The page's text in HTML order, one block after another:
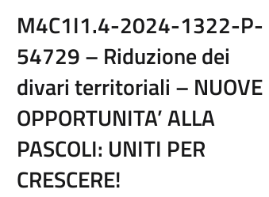
M4C1I1.4-2024-1322-P-
54729 – Riduzione dei
divari territoriali – NUOVE
OPPORTUNITA’ ALLA
PASCOLI: UNITI PER
CRESCERE!